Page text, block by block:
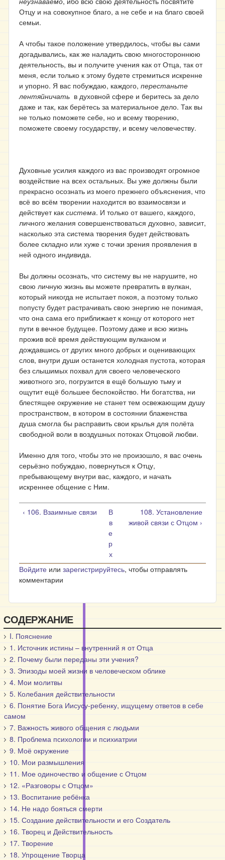
Отцу и на совокупное благо, а не себе и на благо своей
семьи.
А чтобы такое положение утвердилось, чтобы вы сами
догадывались, как же наладить свою многостороннюю
деятельность, вы и получите учения как от Отца, так от
меня, если только к этому будете стремиться искренне
и упорно. Я вас побуждаю, каждого, перестаньте
лентяйничать в духовной сфере и беритесь за дело
даже и так, как берётесь за материальное дело. Так вы
не только поможете себе, но и всему творению,
поможете своему государству, и всему человечеству.
Духовные усилия каждого из вас производят огромное
воздействие на всех остальных. Вы уже должны были
прекрасно осознать из моего прежнего объяснения, что
всё во всём творении находится во взаимосвязи и
действует как система. И только от вашего, каждого,
личного желания совершенствоваться духовно, зависит,
насколько эта система творения будет действовать
более складно или хуже с точки зрения проявления в
ней одного индивида.
Вы должны осознать, что систему вы не нарушите, но
свою личную жизнь вы можете превратить в вулкан,
который никогда не испытает покоя, а поэтому только
попусту будет растрачивать свою энергию не понимая,
что она сама его приближает к концу от которого нет
пути в вечное будущее. Поэтому даже и всю жизнь
прожив всё время действующим вулканом и
дождавшись от других много добрых и оценивающих
слов, внутри души останется холодная пустота, которая
без слышимых похвал для своего человеческого
животного эго, погрузится в ещё большую тьму и
ощутит ещё большее беспокойство. Ни богатства, ни
блестящее окружение не станет тем освежающим душу
пространством, в котором в состоянии блаженства
душа смогла бы расправить свои крылья для полёта
свободной воли в воздушных потоках Отцовой любви.
Именно для того, чтобы это не произошло, я вас очень
серьёзно побуждаю, повернуться к Отцу,
пребывающему внутри вас, каждого, и начать
искреннее общение с Ним.
‹ 106. Взаимные связи
В
в
е
р
х
108. Установление
живой связи с Отцом ›
Войдите или зарегистрируйтесь, чтобы отправлять
комментарии
СОДЕРЖАНИЕ
I. Пояснение
1. Источник истины – внутренний я от Отца
2. Почему были переданы эти учения?
3. Эпизоды моей жизни в человеческом облике
4. Мои молитвы
5. Колебания действительности
6. Понятие Бога Иисусу-ребенку, ищущему ответов в себе
самом
7. Важность живого общения с людьми
8. Проблема психологии и психиатрии
9. Моё окружение
10. Мои размышления
11. Мое одиночество и общение с Отцом
12. «Разговоры с Отцом»
13. Воспитание ребёнка
14. Не надо бояться смерти
15. Создание действительности и его Создатель
16. Творец и Действительность
17. Творение
18. Упрощение Творца